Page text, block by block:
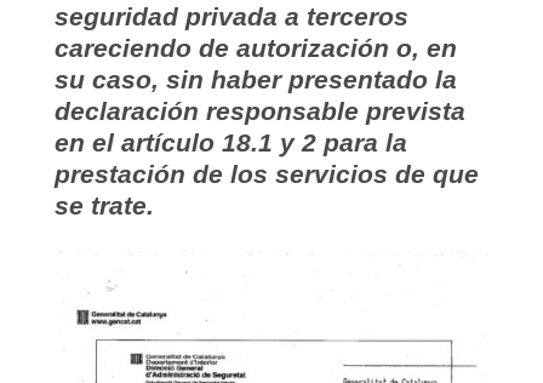
seguridad privada a terceros
careciendo de autorización o, en
su caso, sin haber presentado la
declaración responsable prevista
en el artículo 18.1 y 2 para la
prestación de los servicios de que
se trate.